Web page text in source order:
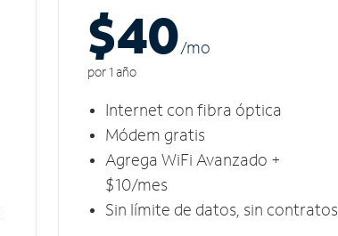
$40/mo
por 1 año
Internet con fibra óptica
Módem gratis
Agrega WiFi Avanzado +
$10/mes
Sin límite de datos, sin contratos